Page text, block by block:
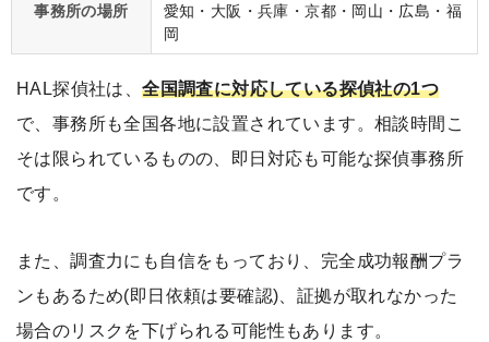
事務所の場所
愛知・大阪・兵庫・京都・岡山・広島・福
岡
HAL探偵社は、全国調査に対応している探偵社の1つ
で、事務所も全国各地に設置されています。相談時間こ
そは限られているものの、即日対応も可能な探偵事務所
です。
また、調査力にも自信をもっており、完全成功報酬プラ
ンもあるため(即日依頼は要確認)、証拠が取れなかった
場合のリスクを下げられる可能性もあります。